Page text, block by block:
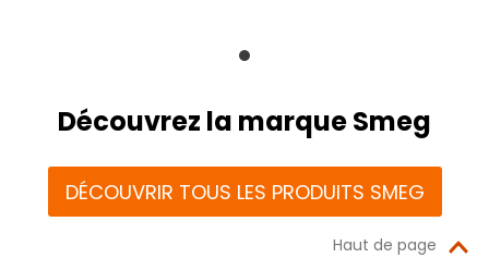
Découvrez la marque Smeg
DÉCOUVRIR TOUS LES PRODUITS SMEG
Haut de page